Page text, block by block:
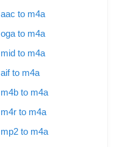
aac to m4a
oga to m4a
mid to m4a
aif to m4a
m4b to m4a
m4r to m4a
mp2 to m4a